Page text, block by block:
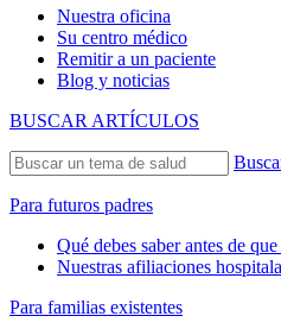
Nuestra oficina
Su centro médico
Remitir a un paciente
Blog y noticias
BUSCAR ARTÍCULOS
Para futuros padres
Qué debes saber antes de
Nuestras afiliaciones
Para familias existentes